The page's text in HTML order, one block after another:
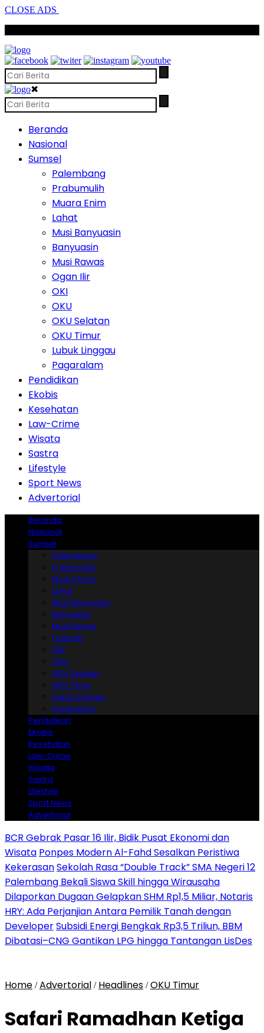
CLOSE ADS
✖
Beranda
Nasional
Sumsel
Palembang
Prabumulih
Muara Enim
Lahat
Musi Banyuasin
Banyuasin
Musi Rawas
Ogan Ilir
OKI
OKU
OKU Selatan
OKU Timur
Lubuk Linggau
Pagaralam
Pendidikan
Ekobis
Kesehatan
Law-Crime
Wisata
Sastra
Lifestyle
Sport News
Advertorial
Beranda
Nasional
Sumsel
Palembang
Prabumulih
Muara Enim
Lahat
Musi Banyuasin
Banyuasin
Musi Rawas
Ogan Ilir
OKI
OKU
OKU Selatan
OKU Timur
Lubuk Linggau
Pagaralam
Pendidikan
Ekobis
Kesehatan
Law-Crime
Wisata
Sastra
Lifestyle
Sport News
Advertorial
BCR Gebrak Pasar 16 Ilir, Bidik Pusat Ekonomi dan
Wisata Ponpes Modern Al-Fahd Sesalkan Peristiwa
KekerasanSekolah Rasa “Double Track” SMA Negeri 12
Palembang Bekali Siswa Skill hingga Wirausaha
Dilaporkan Dugaan Gelapkan SHM Rp1,5 Miliar, Notaris
HRY: Ada Perjanjian Antara Pemilik Tanah dengan
DeveloperSubsidi Energi Bengkak Rp3,5 Triliun, BBM
Dibatasi–CNG Gantikan LPG hingga Tantangan LisDes
Home /Advertorial / Headlines /OKU Timur
Safari Ramadhan Ketiga